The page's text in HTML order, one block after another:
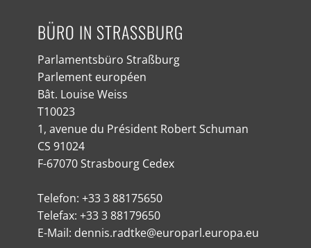
BÜRO IN STRASSBURG
Parlamentsbüro Straßburg
Parlement européen
Bât. Louise Weiss
T10023
1, avenue du Président Robert Schuman
CS 91024
F-67070 Strasbourg Cedex
Telefon: +33 3 88175650
Telefax: +33 3 88179650
E-Mail: dennis.radtke@europarl.europa.eu